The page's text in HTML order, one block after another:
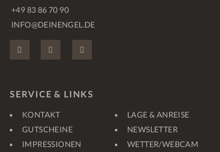
+49 83 86 70 90
INFO@DEINENGEL.DE
FACEBOOKINSTAGRAM
SERVICE & LINKS
KONTAKT
LAGE & ANREISE
GUTSCHEINE
NEWSLETTER
IMPRESSIONEN
WETTER/WEBCAM